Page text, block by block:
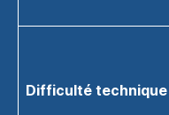
Difficulté technique